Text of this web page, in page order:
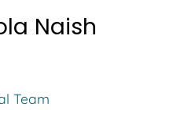
Naish
Team